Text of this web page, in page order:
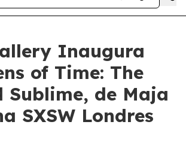
Inaugura
of Time: The
Sublime, de Maja
SXSW Londres